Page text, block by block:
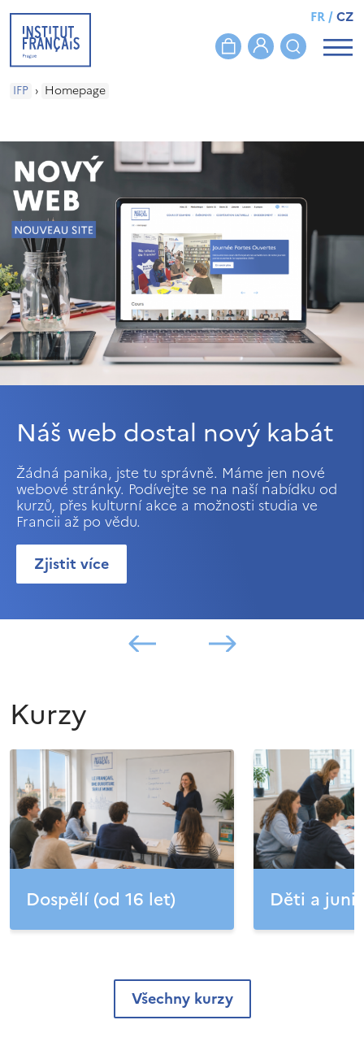
FR/CZ
IFP › Homepage
Náš web dostal nový kabát
Žádná panika, jste tu správně. Máme jen nové
webové stránky. Podívejte se na naší nabídku od
kurzů, přes kulturní akce a možnosti studia ve
Francii až po vědu.
Zjistit více
Kurzy
Dospělí (od 16 let) Děti a
Všechny kurzy